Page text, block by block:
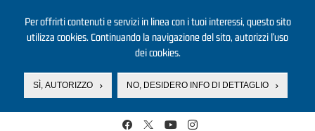
Per offrirti contenuti e servizi in linea con i tuoi interessi, questo sito
utilizza cookies. Continuando la navigazione del sito, autorizzi l’uso
dei cookies.
SÌ, AUTORIZZO NO, DESIDERO INFO DI DETTAGLIO